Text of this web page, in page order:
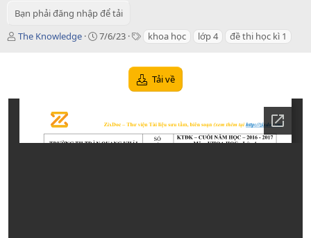
Bạn phải đăng nhập để tải
T
ả
The Knowledge
C
d
7/6/23
T
s
khoa học lớp 4 đề thi học kì 1
Tải về